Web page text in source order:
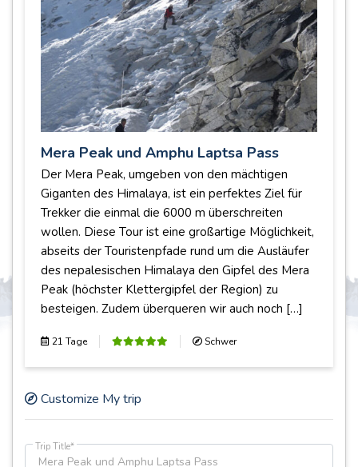
Mera Peak und Amphu Laptsa Pass
Der Mera Peak, umgeben von den mächtigen
Giganten des Himalaya, ist ein perfektes Ziel für
Trekker die einmal die 6000 m überschreiten
wollen. Diese Tour ist eine großartige Möglichkeit,
abseits der Touristenpfade rund um die Ausläufer
des nepalesischen Himalaya den Gipfel des Mera
Peak (höchster Klettergipfel der Region) zu
besteigen. Zudem überqueren wir auch noch […]
21 Tage Schwer
Customize My trip
Trip Title*